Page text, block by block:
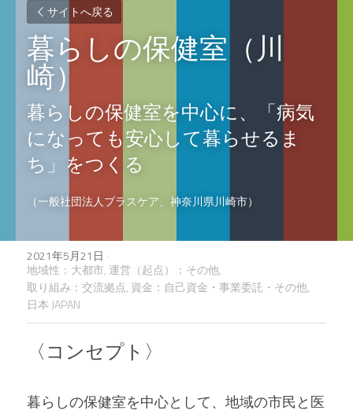
サイトへ戻る
暮らしの保健室（川
崎）
暮らしの保健室を中心に、「病気
になっても安心して暮らせるま
ち」をつくる
（一般社団法人プラスケア、神奈川県川崎市）
2021年5月21日 ·
地域性：大都市, 運営（起点）：その他,
取り組み：交流拠点, 資金：自己資金・事業委託・その他,
日本 JAPAN
〈コンセプト〉
暮らしの保健室を中心として、地域の市民と医